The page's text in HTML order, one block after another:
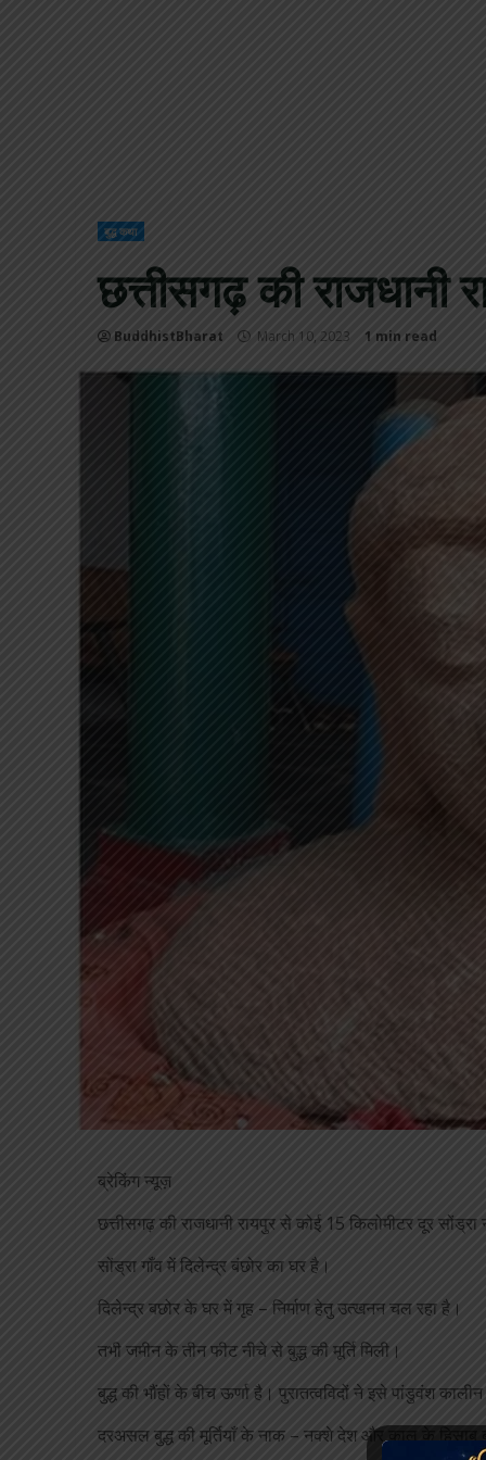
बुद्ध कथा
छत्तीसगढ़ की राजधानी
BuddhistBharat March 10, 2023 1 min read
ब्रेकिंग न्यूज़
छत्तीसगढ़ की राजधानी रायपुर से कोई 15 किलोमीटर दूर सोंड्रा
सोंड्रा गाँव में दिलेन्द्र बंछोर का घर है।
दिलेन्द्र बछोर के घर में गृह – निर्माण हेतु उत्खनन चल रहा है।
तभी जमीन के तीन फीट नीचे से बुद्ध की मूर्ति मिली।
बुद्ध की भौंहों के बीच ऊर्णा है। पुरातत्वविदों ने इसे पांडुवंश कालीन
दरअसल बुद्ध की मूर्तियाँ के नाक – नक्शे देश और काल के